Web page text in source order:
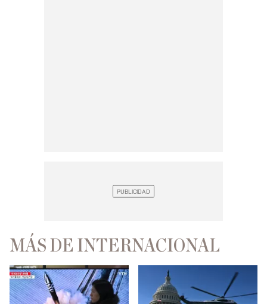
MÁS DE INTERNACIONAL